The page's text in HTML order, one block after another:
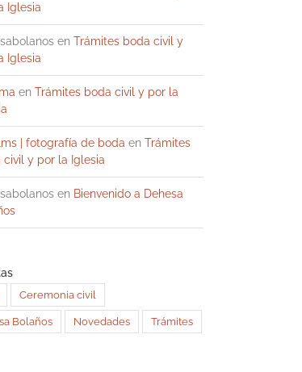
Iglesia
en Trámites boda civil y
Iglesia
en Trámites boda civil y por la
| fotografía de boda en Trámites
civil y por la Iglesia
en Bienvenido a Dehesa
Ceremonia civil
Bolaños Novedades Trámites